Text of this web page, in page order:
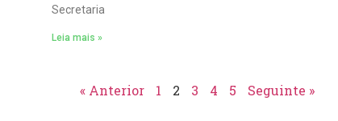
Secretaria
Leia mais »
« Anterior 1 2 3 4 5 Seguinte »